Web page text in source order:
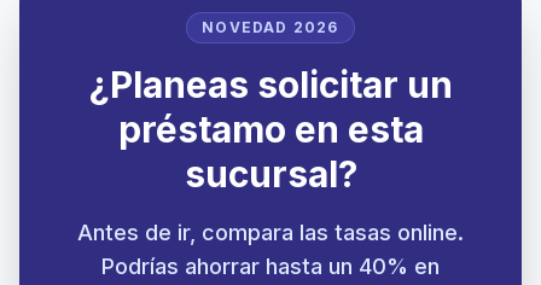
NOVEDAD 2026
¿Planeas solicitar un
préstamo en esta
sucursal?
Antes de ir, compara las tasas online.
Podrías ahorrar hasta un 40% en